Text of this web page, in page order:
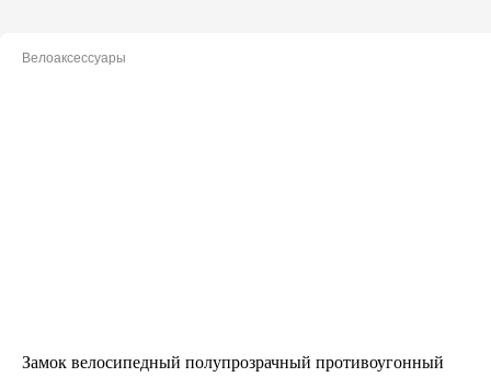
Велоаксессуары
Замок велосипедный полупрозрачный противоугонный